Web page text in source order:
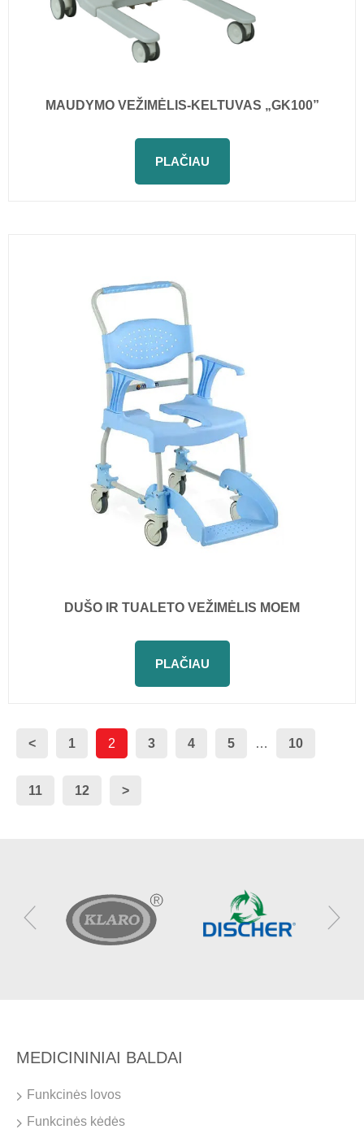
MAUDYMO VEŽIMĖLIS-KELTUVAS „GK100”
PLAČIAU
DUŠO IR TUALETO VEŽIMĖLIS MOEM
PLAČIAU
< 1 2 3 4 5 … 10
11 12 >
MEDICININIAI BALDAI
Funkcinės lovos
Funkcinės kėdės